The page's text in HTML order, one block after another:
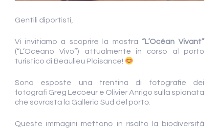
Gentili diportisti,
Vi invitiamo a scoprire la mostra“L’Océan Vivant”
(“L’Oceano Vivo”) attualmente in corso al porto
turistico di Beaulieu Plaisance!
Sono esposte una trentina di fotografie dei
fotografi Greg Lecoeur e Olivier Anrigo sulla spianata
che sovrasta la Galleria Sud del porto.
Queste immagini mettono in risalto la biodiversità